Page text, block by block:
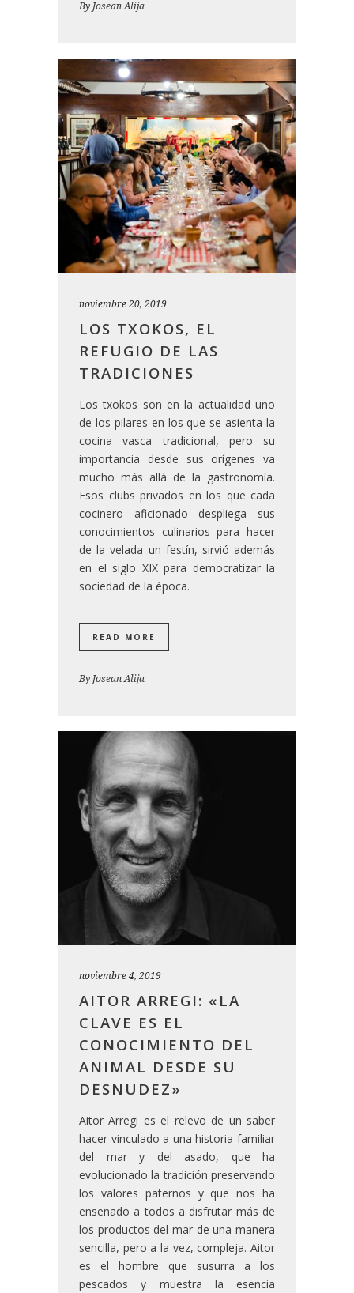
By Josean Alija
noviembre 20, 2019
LOS TXOKOS, EL
REFUGIO DE LAS
TRADICIONES
Los txokos son en la actualidad uno
de los pilares en los que se asienta la
cocina vasca tradicional, pero su
importancia desde sus orígenes va
mucho más allá de la gastronomía.
Esos clubs privados en los que cada
cocinero aficionado despliega sus
conocimientos culinarios para hacer
de la velada un festín, sirvió además
en el siglo XIX para democratizar la
sociedad de la época.
READ MORE
By Josean Alija
noviembre 4, 2019
AITOR ARREGI: «LA
CLAVE ES EL
CONOCIMIENTO DEL
ANIMAL DESDE SU
DESNUDEZ»
Aitor Arregi es el relevo de un saber
hacer vinculado a una historia familiar
del mar y del asado, que ha
evolucionado la tradición preservando
los valores paternos y que nos ha
enseñado a todos a disfrutar más de
los productos del mar de una manera
sencilla, pero a la vez, compleja. Aitor
es el hombre que susurra a los
pescados y muestra la esencia